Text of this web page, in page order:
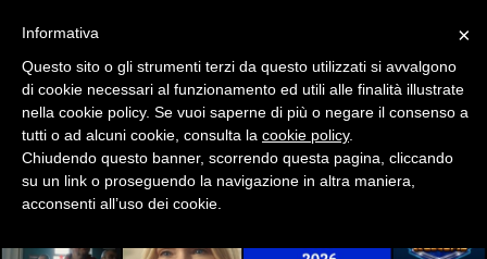
CSR
STRATEGIE
×
Informativa
Questo sito o gli strumenti terzi da questo utilizzati si avvalgono
di cookie necessari al funzionamento ed utili alle finalità illustrate
nella cookie policy. Se vuoi saperne di più o negare il consenso a
tutti o ad alcuni cookie, consulta la cookie policy.
Chiudendo questo banner, scorrendo questa pagina, cliccando
su un link o proseguendo la navigazione in altra maniera,
acconsenti all’uso dei cookie.